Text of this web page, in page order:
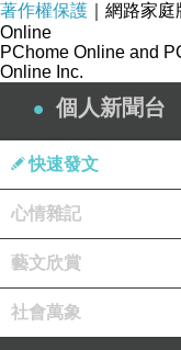
?三分鐘掌握太
?兩岸協議監督
著作權保護 ｜網路家
Online
PChome Online and
Online Inc.
個人新聞台
快速發文
心情雜記
藝文欣賞
社會萬象